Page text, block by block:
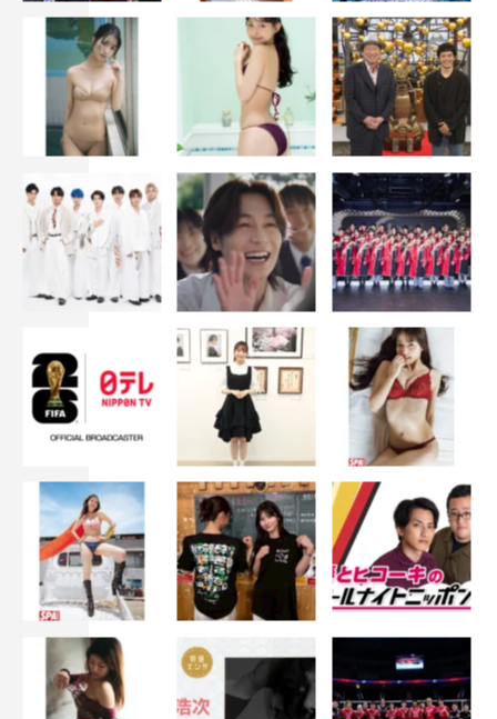
っちゃって、真っ赤になっちゃって（笑）。それと、カメ
ラからの角度や、映り方はすごく勉強になりましたね。
：敦貴と二人で橋を通って、女優さん方に気づかれる
というシーンです。その時花火大会が近くであって、ロケ
地から花火が見えたんですよ。花火の音が入ったりして撮
影が止まったりもしたんですけど、それが逆に印象深く、
涼しい中で花火も見れてよかったです。
：みらきゅん（神田みらい）にバックハグするBLシ
ーンやけんかのシーンも印象深いんですけど、やっぱりラ
イブシーンですね。スノーホワイツの単独ライブで「La
La La…」を歌って踊るシーンがとても印象的でした。
聖貴：エキストラの方々が声援をたくさん練習してくださ
っていたのも印象的でした。
太田：ラジオ収録のシーンがあったんですけど、その時何
も情報を解禁していない中だったので、何の撮影なんだろ
うみたいな感じだったと思うんですけど、サインボールを
投げる時に「わー！」ってすごく盛り上がってくださっ
て、すごく助かりました。5人の女優さんも一緒になって
皆で撮影するのはそこが初めてだったので、いろいろなケ
ミストリーが生まれた気がします。エキストラの方と、女
優さんと、僕らで。あとイジリーさんもですね。